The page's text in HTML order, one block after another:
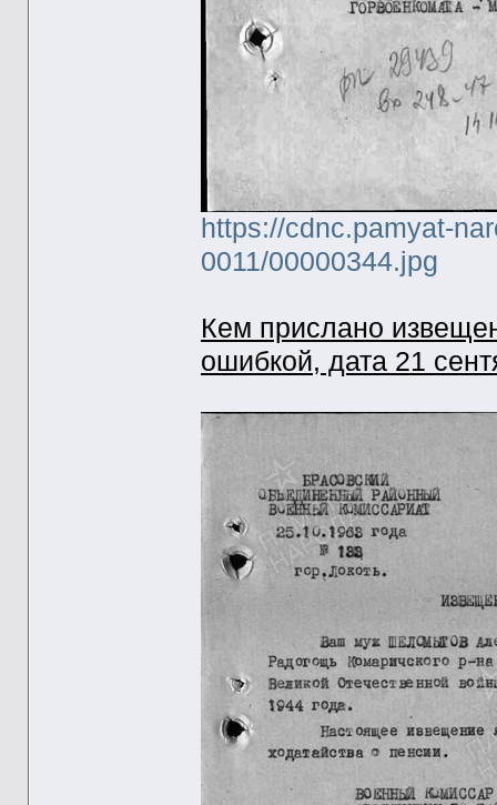
https://cdnc.pamyat-
0011/00000344.jpg
Кем прислано
ошибкой, дата 21